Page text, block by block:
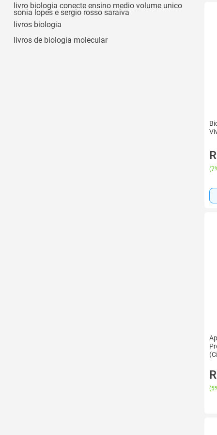
Ver todos
livro biologia conecte ensino medio volume unico
sonia lopes e sergio rosso saraiva
livros biologia
livros de biologia molecular
(
(